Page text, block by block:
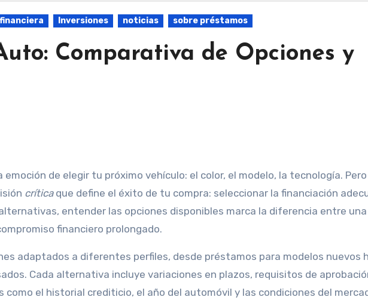
Inversiones noticias sobre préstamos
Comparativa de Opciones y
críticaque define el éxito de tu compra: seleccionar la financiación
entender las opciones disponibles marca la diferencia entre una
financiero prolongado.
adaptados a diferentes perfiles, desde préstamos para modelos nuevos
Cada alternativa incluye variaciones en plazos, requisitos de
como el historial crediticio, el año del automóvil y las condiciones del